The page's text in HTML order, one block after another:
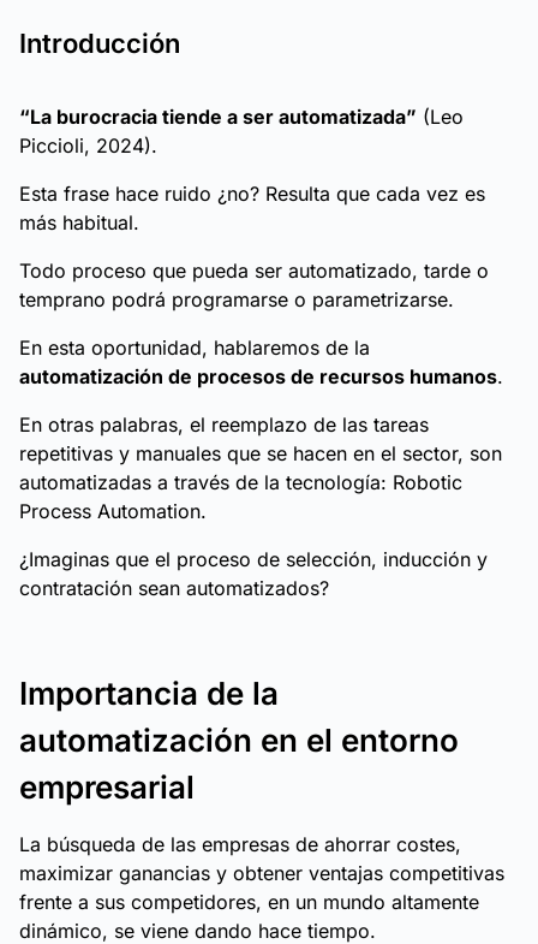
Introducción
“La burocracia tiende a ser automatizada” (Leo
Piccioli, 2024).
Esta frase hace ruido ¿no? Resulta que cada vez es
más habitual.
Todo proceso que pueda ser automatizado, tarde o
temprano podrá programarse o parametrizarse.
En esta oportunidad, hablaremos de la
automatización de procesos de recursos humanos.
En otras palabras, el reemplazo de las tareas
repetitivas y manuales que se hacen en el sector, son
automatizadas a través de la tecnología: Robotic
Process Automation.
¿Imaginas que el proceso de selección, inducción y
contratación sean automatizados?
Importancia de la
automatización en el entorno
empresarial
La búsqueda de las empresas de ahorrar costes,
maximizar ganancias y obtener ventajas competitivas
frente a sus competidores, en un mundo altamente
dinámico, se viene dando hace tiempo.